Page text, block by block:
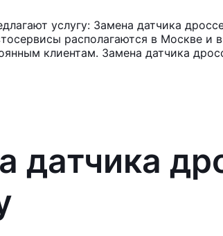
услугу: Замена датчика
располагаются в Москве
клиентам. Замена датчика
датчика